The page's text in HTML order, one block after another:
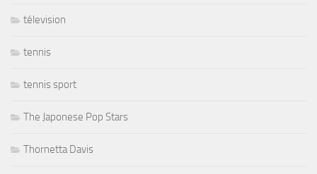
télevision
tennis
tennis sport
The Japonese Pop Stars
Thornetta Davis